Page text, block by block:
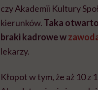
czy Akademii Kultury
kierunków. Taka
braki kadrowe w
lekarzy.
Kłopot w tym, że aż 10